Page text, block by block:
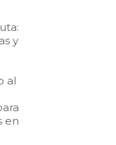
y
al
en